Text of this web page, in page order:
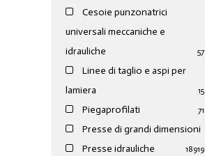
Cesoie punzonatrici
universali meccaniche e
idrauliche
57
Linee di taglio e aspi per
lamiera
15
Piegaprofilati 71
Presse di grandi dimensioni
19
Presse idrauliche 189